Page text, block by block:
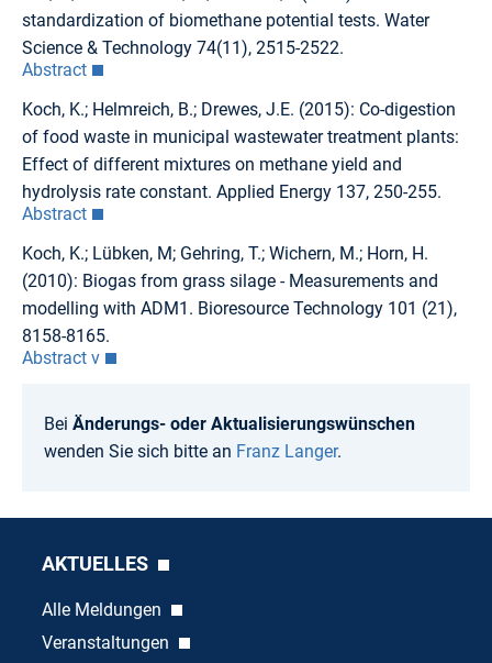
standardization of biomethane potential tests. Water
Science & Technology 74(11), 2515-2522.
Abstract
Koch, K.; Helmreich, B.; Drewes, J.E. (2015): Co-digestion
of food waste in municipal wastewater treatment plants:
Effect of different mixtures on methane yield and
hydrolysis rate constant. Applied Energy 137, 250-255.
Abstract
Koch, K.; Lübken, M; Gehring, T.; Wichern, M.; Horn, H.
(2010): Biogas from grass silage - Measurements and
modelling with ADM1. Bioresource Technology 101 (21),
8158-8165.
Abstract v
Bei Änderungs- oder Aktualisierungswünschen
wenden Sie sich bitte an Franz Langer.
AKTUELLES
Alle Meldungen
Veranstaltungen